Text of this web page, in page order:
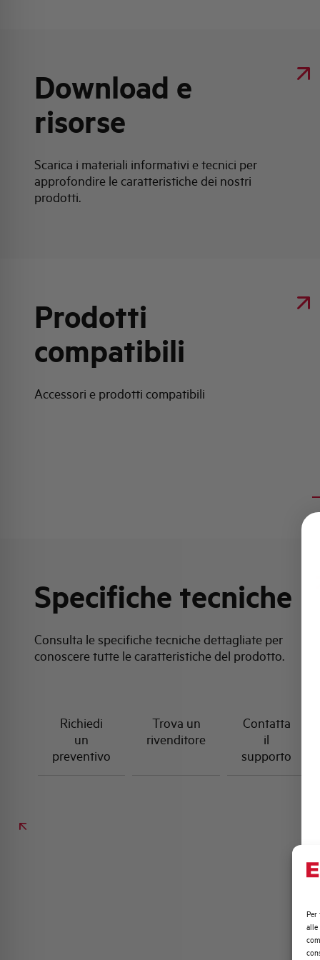
Per
alle
Download e
risorse
Scarica i materiali informativi e tecnici per
approfondire le caratteristiche dei nostri
prodotti.
Prodotti
compatibili
Accessori e prodotti compatibili
Specifiche tecniche
Consulta le specifiche tecniche dettagliate per
conoscere tutte le caratteristiche del prodotto.
Richiedi
un
preventivo
Trova un
rivenditore
Contatta
il
supporto